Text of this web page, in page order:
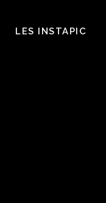
LES INSTAPIC